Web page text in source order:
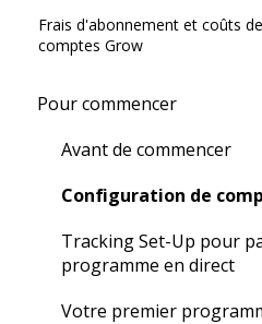
Frais d'abonnement et coûts
comptes Grow
Pour commencer
Avant de commencer
Configuration de
Tracking Set-Up pour
programme en direct
Votre premier